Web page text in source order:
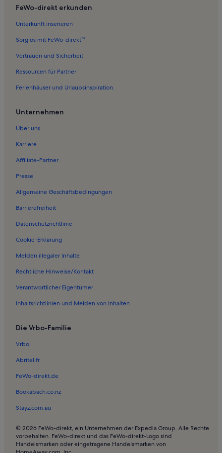
FeWo-direkt erkunden
Unterkunft inserieren
Sorglos mit FeWo-direkt™
Vertrauen und Sicherheit
Ressourcen für Partner
Ferienhäuser und Urlaubsinspiration
Unternehmen
Über uns
Karriere
Affiliate-Partner
Presse
Allgemeine Geschäftsbedingungen
Barrierefreiheit
Datenschutzrichtlinie
Cookie-Erklärung
Melden illegaler Inhalte
Rechtliche Hinweise/Kontakt
Verantwortlicher Eigentümer
Inhaltsrichtlinien und Melden von Inhalten
Die Vrbo-Familie
Vrbo
Abritel.fr
FeWo-direkt.de
Bookabach.co.nz
Stayz.com.au
© 2026 FeWo-direkt, ein Unternehmen der Expedia Group. Alle Rechte
vorbehalten. FeWo-direkt und das FeWo-direkt-Logo sind
Handelsmarken oder eingetragene Handelsmarken von